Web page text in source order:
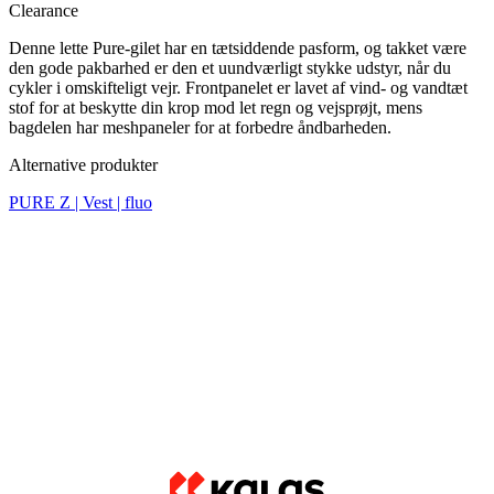
stof for at beskytte din krop mod let regn og vejsprøjt, mens
Alternative produkter
PURE Z | Vest | fluo
Rabat RABAT 20%